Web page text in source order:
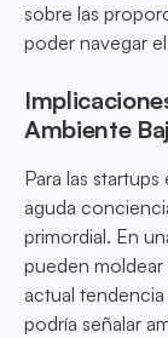
sobre las
poder navegar
Ambiente
Para las
aguda
primordial. En
pueden moldear
actual
podría señalar